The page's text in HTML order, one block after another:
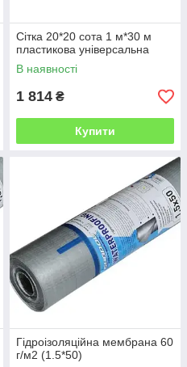
Сітка 20*20 сота 1 м*30 м
пластикова універсальна
В наявності
1 814 ₴
Купити
Гідроізоляційна мембрана 60
г/м2 (1.5*50)